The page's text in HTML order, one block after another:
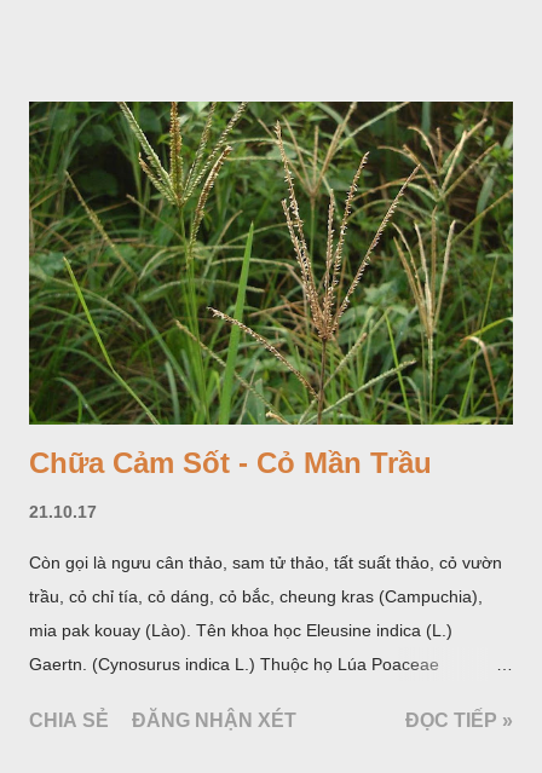
cá. Hoa nở về mùa hạ vào các tháng 5-8. (Hình dưới).
Chữa Cảm Sốt - Cỏ Mần Trầu
21.10.17
Còn gọi là ngưu cân thảo, sam tử thảo, tất suất thảo, cỏ vườn
trầu, cỏ chỉ tía, cỏ dáng, cỏ bắc, cheung kras (Campuchia),
mia pak kouay (Lào). Tên khoa học Eleusine indica (L.)
Gaertn. (Cynosurus indica L.) Thuộc họ Lúa Poaceae
CHIA SẺ ĐĂNG NHẬN XÉT ĐỌC TIẾP »